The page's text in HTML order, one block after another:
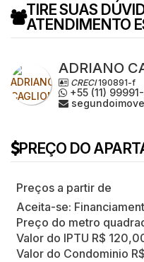
TIRE SUAS
ATENDIMENTO
ADRIANO
CRECI190891-f
+55 (11)
PREÇO DO
Aceita-se:
Preço do metro
Valor do IPTU R$
Valor do Condominio R$